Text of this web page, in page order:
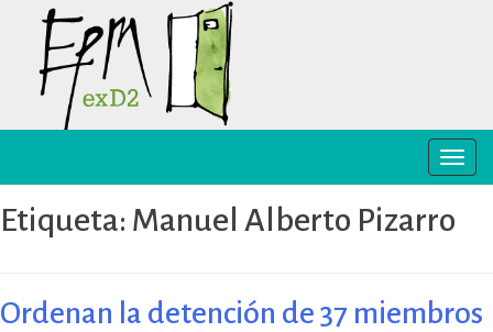
content
Derechos Humanos exD2 (EPM
ex-D2) es un sitio recuperado para
preservación y difusión de la
promoción de los derechos
Toggle
Etiqueta: Manuel Alberto Pizarro
Ordenan la detención de 37 miembros